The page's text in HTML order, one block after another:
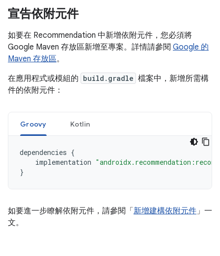
宣告依附元件
如要在 Recommendation 中新增依附元件，您必須將
Google Maven 存放區新增至專案。詳情請參閱 Google 的
Maven 存放區。
在應用程式或模組的 build.gradle 檔案中，新增所需構
件的依附元件：
Groovy Kotlin
dependencies {
implementation
}
如要進一步瞭解依附元件，請參閱「 新增建構依附元件」一
文。